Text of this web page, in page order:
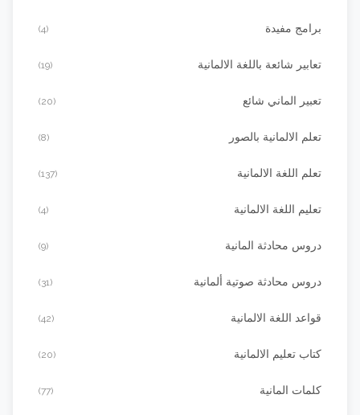
برامج مفيدة (4)
تعابير شائعة باللغة الالمانية (19)
تعبير الماني شائع (20)
تعلم الالمانية بالصور (8)
تعلم اللغة الالمانية (137)
تعليم اللغة الالمانية (4)
دروس محادثة المانية (9)
دروس محادثة صوتية ألمانية (31)
قواعد اللغة الالمانية (42)
كتاب تعليم الالمانية (20)
كلمات المانية (77)